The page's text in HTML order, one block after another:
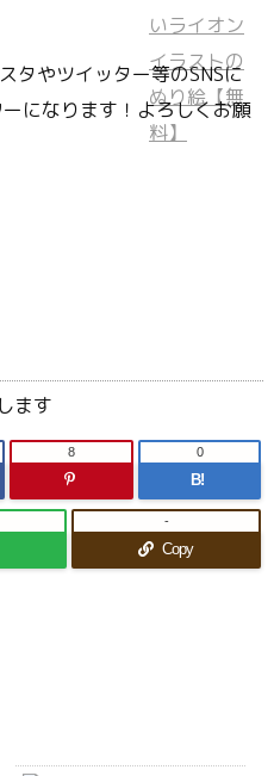
タやツイッター等のSNSに
になります！よろしくお願
ます
8
B!
0
Copy
-